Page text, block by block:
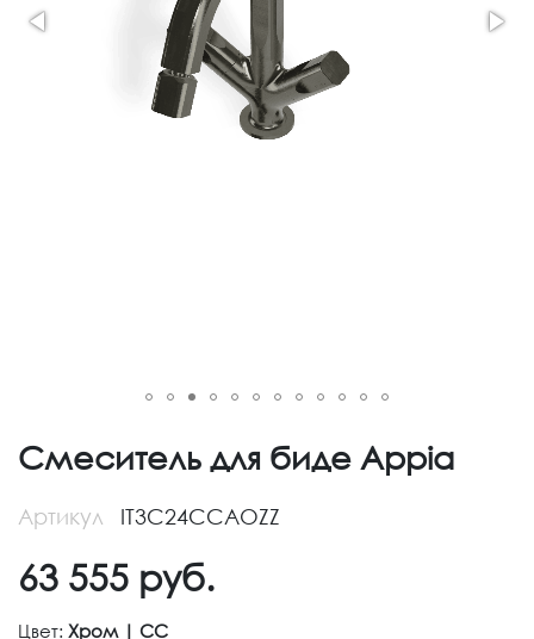
Смеситель для биде Appia
Артикул IT3C24CCAOZZ
63 555 руб.
Цвет: Хром | CC